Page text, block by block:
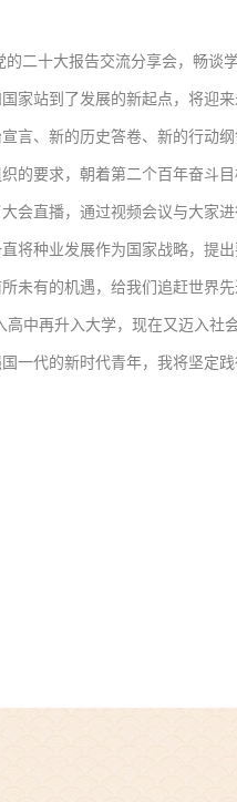
二十大报告交流分享会，畅谈
家站到了发展的新起点，将
言、新的历史答卷、新的行动
的要求，朝着第二个百年奋斗
会直播，通过视频会议与大家
将种业发展作为国家战略，
未有的机遇，给我们追赶世界
中再升入大学，现在又迈入
一代的新时代青年，我将坚定